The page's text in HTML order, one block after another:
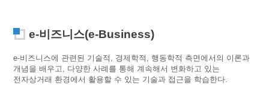
e-비즈니스(e-Business)
e-비즈니스에 관련된 기술적, 경제학적, 행동학적 측면에서의 이론과
개념을 배우고, 다양한 사례를 통해 계속해서 변화하고 있는
전자상거래 환경에서 활용할 수 있는 기술과 접근을 학습한다.